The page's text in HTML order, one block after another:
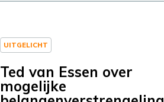
UITGELICHT
Ted van Essen over
mogelijke